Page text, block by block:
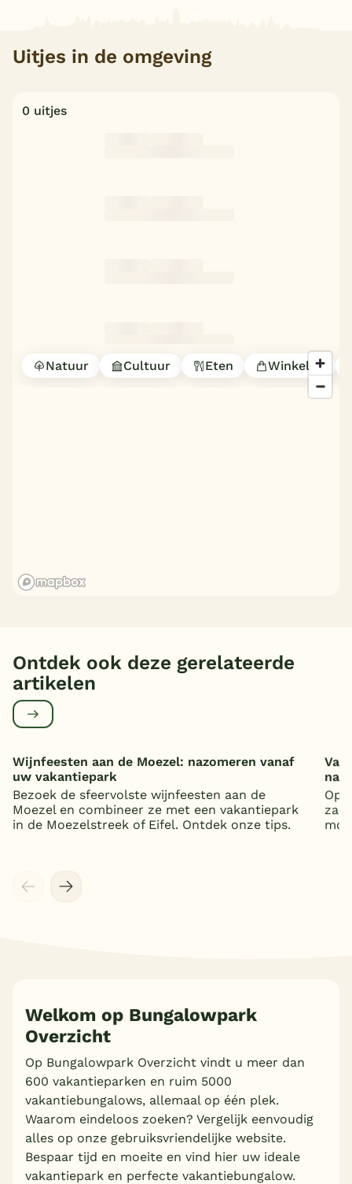
Uitjes in de omgeving
0 uitjes
Natuur Cultuur Eten Winkelen
Ontdek ook deze gerelateerde
artikelen
Wijnfeesten aan de Moezel: nazomeren vanaf
uw vakantiepark
Bezoek de sfeervolste wijnfeesten aan de
Moezel en combineer ze met een vakantiepark
in de Moezelstreek of Eifel. Ontdek onze tips.
Op
Welkom op Bungalowpark
Overzicht
Op Bungalowpark Overzicht vindt u meer dan
600 vakantieparken en ruim 5000
vakantiebungalows, allemaal op één plek.
Waarom eindeloos zoeken? Vergelijk eenvoudig
alles op onze gebruiksvriendelijke website.
Bespaar tijd en moeite en vind hier uw ideale
vakantiepark en perfecte vakantiebungalow.